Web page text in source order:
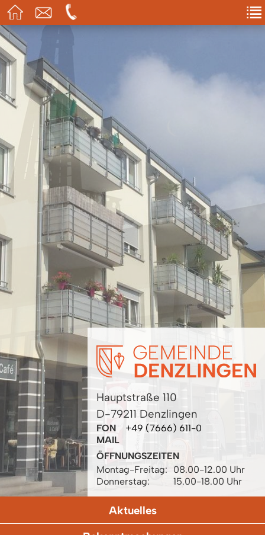
Hauptstraße 110
D-79211 Denzlingen
FON
+49 (7666) 611-0
MAIL
ÖFFNUNGSZEITEN
Montag-Freitag:
08.00-12.00 Uhr
Donnerstag:
15.00-18.00 Uhr
Aktuelles